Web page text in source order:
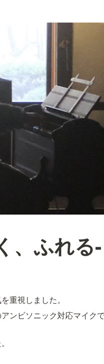
、ふれる-
重視しました。
ンビソニック対応マイク